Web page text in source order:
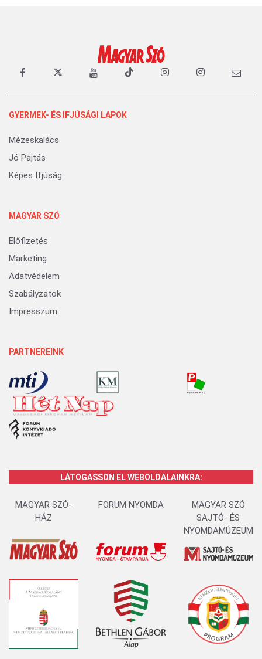
GYERMEK- ÉS IFJÚSÁGI LAPOK
Mézeskalács
Jó Pajtás
Képes Ifjúság
MAGYAR SZÓ
Előfizetés
Marketing
Adatvédelem
Szabályzatok
Impresszum
PARTNEREINK
LÁTOGASSON EL WEBOLDALAINKRA:
MAGYAR SZÓ-
HÁZ
FORUM NYOMDA
MAGYAR SZÓ
SAJTÓ- ÉS
NYOMDAMÚZEUM